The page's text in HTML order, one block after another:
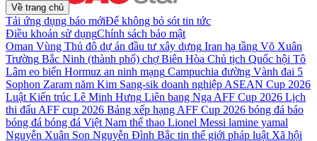
Về trang chủ
Tải ứng dụng báo mớiĐể không bỏ sót tin tức
Điều khoản sử dụngChính sách bảo mật
Oman Vùng Thủ đô dự án đầu tư xây dựng Iran hạ tầng Võ Xuân
Trường Bắc Ninh (thành phố) chợ Biên Hòa Chủ tịch Quốc hội Tô
Lâm eo biển Hormuz an ninh mạng Campuchia đường Vành đai 5
Sophon Zaram năm Kim Sang-sik doanh nghiệp ASEAN Cup 2026
Luật Kiến trúc Lê Minh Hưng Liên bang Nga AFF Cup 2026 Lịch
thi đấu AFF cup 2026 Bảng xếp hạng AFF Cup 2026 bóng đá báo
bóng đá bóng đá Việt Nam thể thao Lionel Messi lamine yamal
Nguyễn Xuân Son Nguyễn Đình Bắc tin thế giới pháp luật Xã hội